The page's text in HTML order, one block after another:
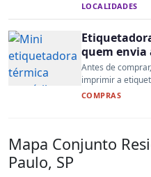
LOCALIDADES
quem envia
Antes de
imprimir a
COMPRAS
Mapa Conjunto
Paulo, SP